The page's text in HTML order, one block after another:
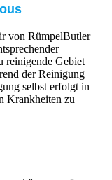
von RümpelButler
reinigende Gebiet
der Reinigung
selbst erfolgt in
Krankheiten zu